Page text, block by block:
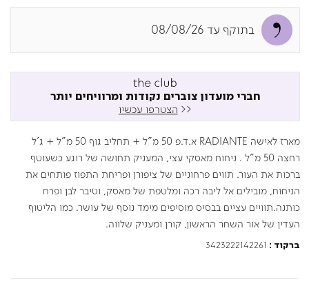
בתוקף עד 08/08/26
חברי מועדון צוברים נקודות ומרוויחים יותר
<< הצטרפו עכשיו
מארז לאישה RADIANTE א.ד.פ 50 מ"ל + תחליב גוף 50 מ"ל + ג'ל
רחצה 50 מ"ל . ניחוח מאסקי עצי, המעניק תחושה של רוגע כשעוטף
ברכות את העור. תווים פרחוניים של ציפורן ופריחת התפוז פותחים את
הניחוח, מובילים אל ליבה רכה ומלטפת של מאסק, וטיבר לבן ופרח
כותנה.תוויים עציים בבסיס מוסיפים מימד נוסף של עושר. כמו הליטוף
העדין של אור השחר הראשון, קורן ומעניק שלווה.
ברקוד : 3423222142261